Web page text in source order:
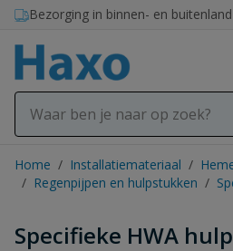
Ga naar de inhoud
Bezorging in binnen- en buitenland
Home / Installatiemateriaal /
/ Regenpijpen en hulpstukken /
Specifieke HWA